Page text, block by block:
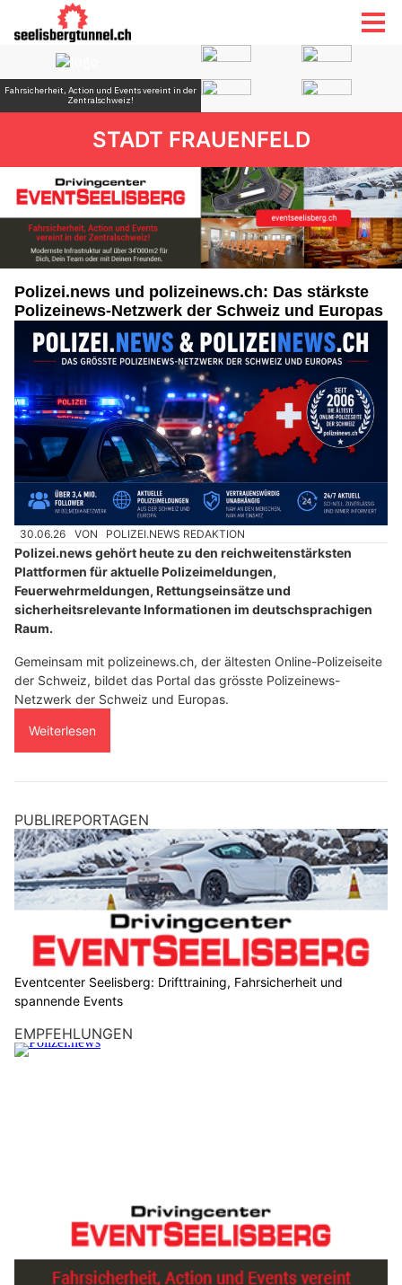
STADT FRAUENFELD
Polizei.news und polizeinews.ch: Das stärkste
Polizeinews-Netzwerk der Schweiz und Europas
30.06.26 VON POLIZEI.NEWS REDAKTION
Polizei.news gehört heute zu den reichweitenstärksten
Plattformen für aktuelle Polizeimeldungen,
Feuerwehrmeldungen, Rettungseinsätze und
sicherheitsrelevante Informationen im deutschsprachigen
Raum.
Gemeinsam mit polizeinews.ch, der ältesten Online-Polizeiseite
der Schweiz, bildet das Portal das grösste Polizeinews-
Netzwerk der Schweiz und Europas.
Weiterlesen
PUBLIREPORTAGEN
Eventcenter Seelisberg: Drifttraining, Fahrsicherheit und
spannende Events
EMPFEHLUNGEN